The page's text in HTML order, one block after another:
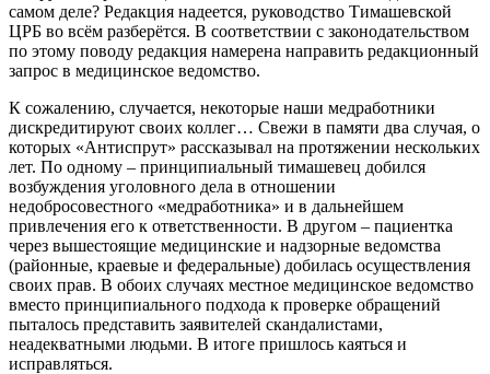
самом деле? Редакция надеется, руководство Тимашевской
ЦРБ во всём разберётся. В соответствии с законодательством
по этому поводу редакция намерена направить редакционный
запрос в медицинское ведомство.
К сожалению, случается, некоторые наши медработники
дискредитируют своих коллег… Свежи в памяти два случая, о
которых «Антиспрут» рассказывал на протяжении нескольких
лет. По одному – принципиальный тимашевец добился
возбуждения уголовного дела в отношении
недобросовестного «медработника» и в дальнейшем
привлечения его к ответственности. В другом – пациентка
через вышестоящие медицинские и надзорные ведомства
(районные, краевые и федеральные) добилась осуществления
своих прав. В обоих случаях местное медицинское ведомство
вместо принципиального подхода к проверке обращений
пыталось представить заявителей скандалистами,
неадекватными людьми. В итоге пришлось каяться и
исправляться.